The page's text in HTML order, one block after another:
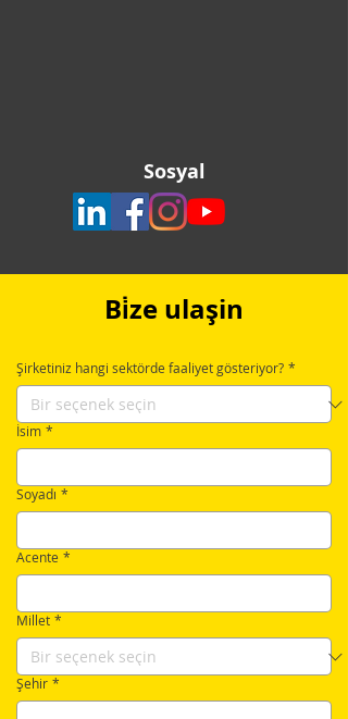
Sosyal
Bi̇ze ulaşin
Şirketiniz hangi sektörde faaliyet gösteriyor? *
İsim *
Soyadı *
Acente *
Millet *
Şehir *